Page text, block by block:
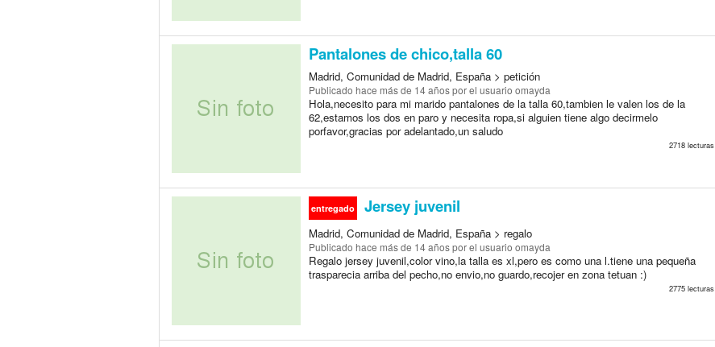
Pantalones de chico,talla 60
Madrid, Comunidad de Madrid, España > petición
Publicado hace más de 14 añospor el usuario omayda
Hola,necesito para mi marido pantalones de la talla 60,tambien le valen los de la
62,estamos los dos en paro y necesita ropa,si alguien tiene algo decirmelo
porfavor,gracias por adelantado,un saludo
2718 lecturas
entregado Jersey juvenil
Madrid, Comunidad de Madrid, España > regalo
Publicado hace más de 14 añospor el usuario omayda
Regalo jersey juvenil,color vino,la talla es xl,pero es como una l.tiene una pequeña
trasparecia arriba del pecho,no envio,no guardo,recojer en zona tetuan :)
2775 lecturas